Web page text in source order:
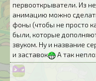
первооткрыватели. Из
анимацию можно
фоны (чтобы не просто
были, которые
звуком. Ну и название
и заставок
А так